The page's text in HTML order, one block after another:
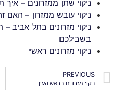
ניקוי שתן ממזרונים –
ניקוי עובש ממזרון – האם
ניקוי מזרונים בתל
בשבילכם
ניקוי מזרונים ראשי
PREVIOUS
ניקוי מזרונים בראש העין